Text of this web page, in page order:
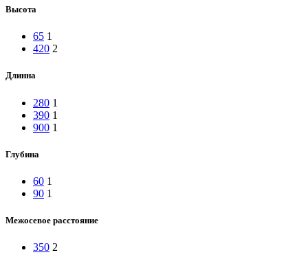
Высота
65 1
420 2
Длинна
280 1
390 1
900 1
Глубина
60 1
90 1
Межосевое расстояние
350 2